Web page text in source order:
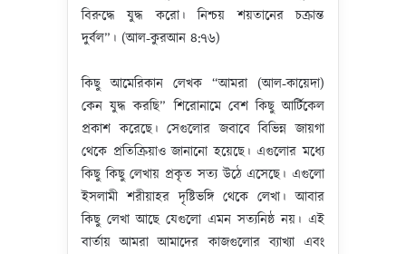
বিরুদ্ধে যুদ্ধ করো। নিশ্চয় শয়তানের চক্রান্ত
দুর্বল”। (আল-কুরআন ৪:৭৬)
কিছু আমেরিকান লেখক “আমরা (আল-কায়েদা)
কেন যুদ্ধ করছি” শিরোনামে বেশ কিছু আর্টিকেল
প্রকাশ করেছে। সেগুলোর জবাবে বিভিন্ন জায়গা
থেকে প্রতিক্রিয়াও জানানো হয়েছে। এগুলোর মধ্যে
কিছু কিছু লেখায় প্রকৃত সত্য উঠে এসেছে। এগুলো
ইসলামী শরীয়াহর দৃষ্টিভঙ্গি থেকে লেখা। আবার
কিছু লেখা আছে যেগুলো এমন সত্যনিষ্ঠ নয়। এই
বার্তায় আমরা আমাদের কাজগুলোর ব্যাখ্যা এবং